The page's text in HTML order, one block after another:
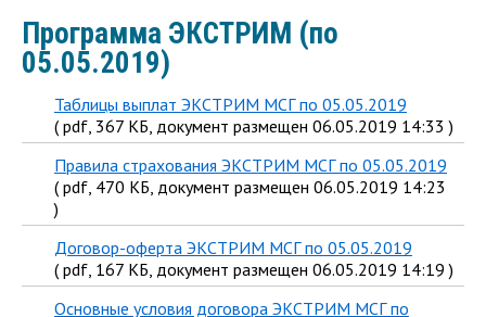
Программа ЭКСТРИМ (по
05.05.2019)
Таблицы выплат ЭКСТРИМ МСГ по 05.05.2019
( pdf, 367 КБ, документ размещен 06.05.2019 14:33 )
Правила страхования ЭКСТРИМ МСГ по 05.05.2019
( pdf, 470 КБ, документ размещен 06.05.2019 14:23
)
Договор-оферта ЭКСТРИМ МСГ по 05.05.2019
( pdf, 167 КБ, документ размещен 06.05.2019 14:19 )
Основные условия договора ЭКСТРИМ МСГ по